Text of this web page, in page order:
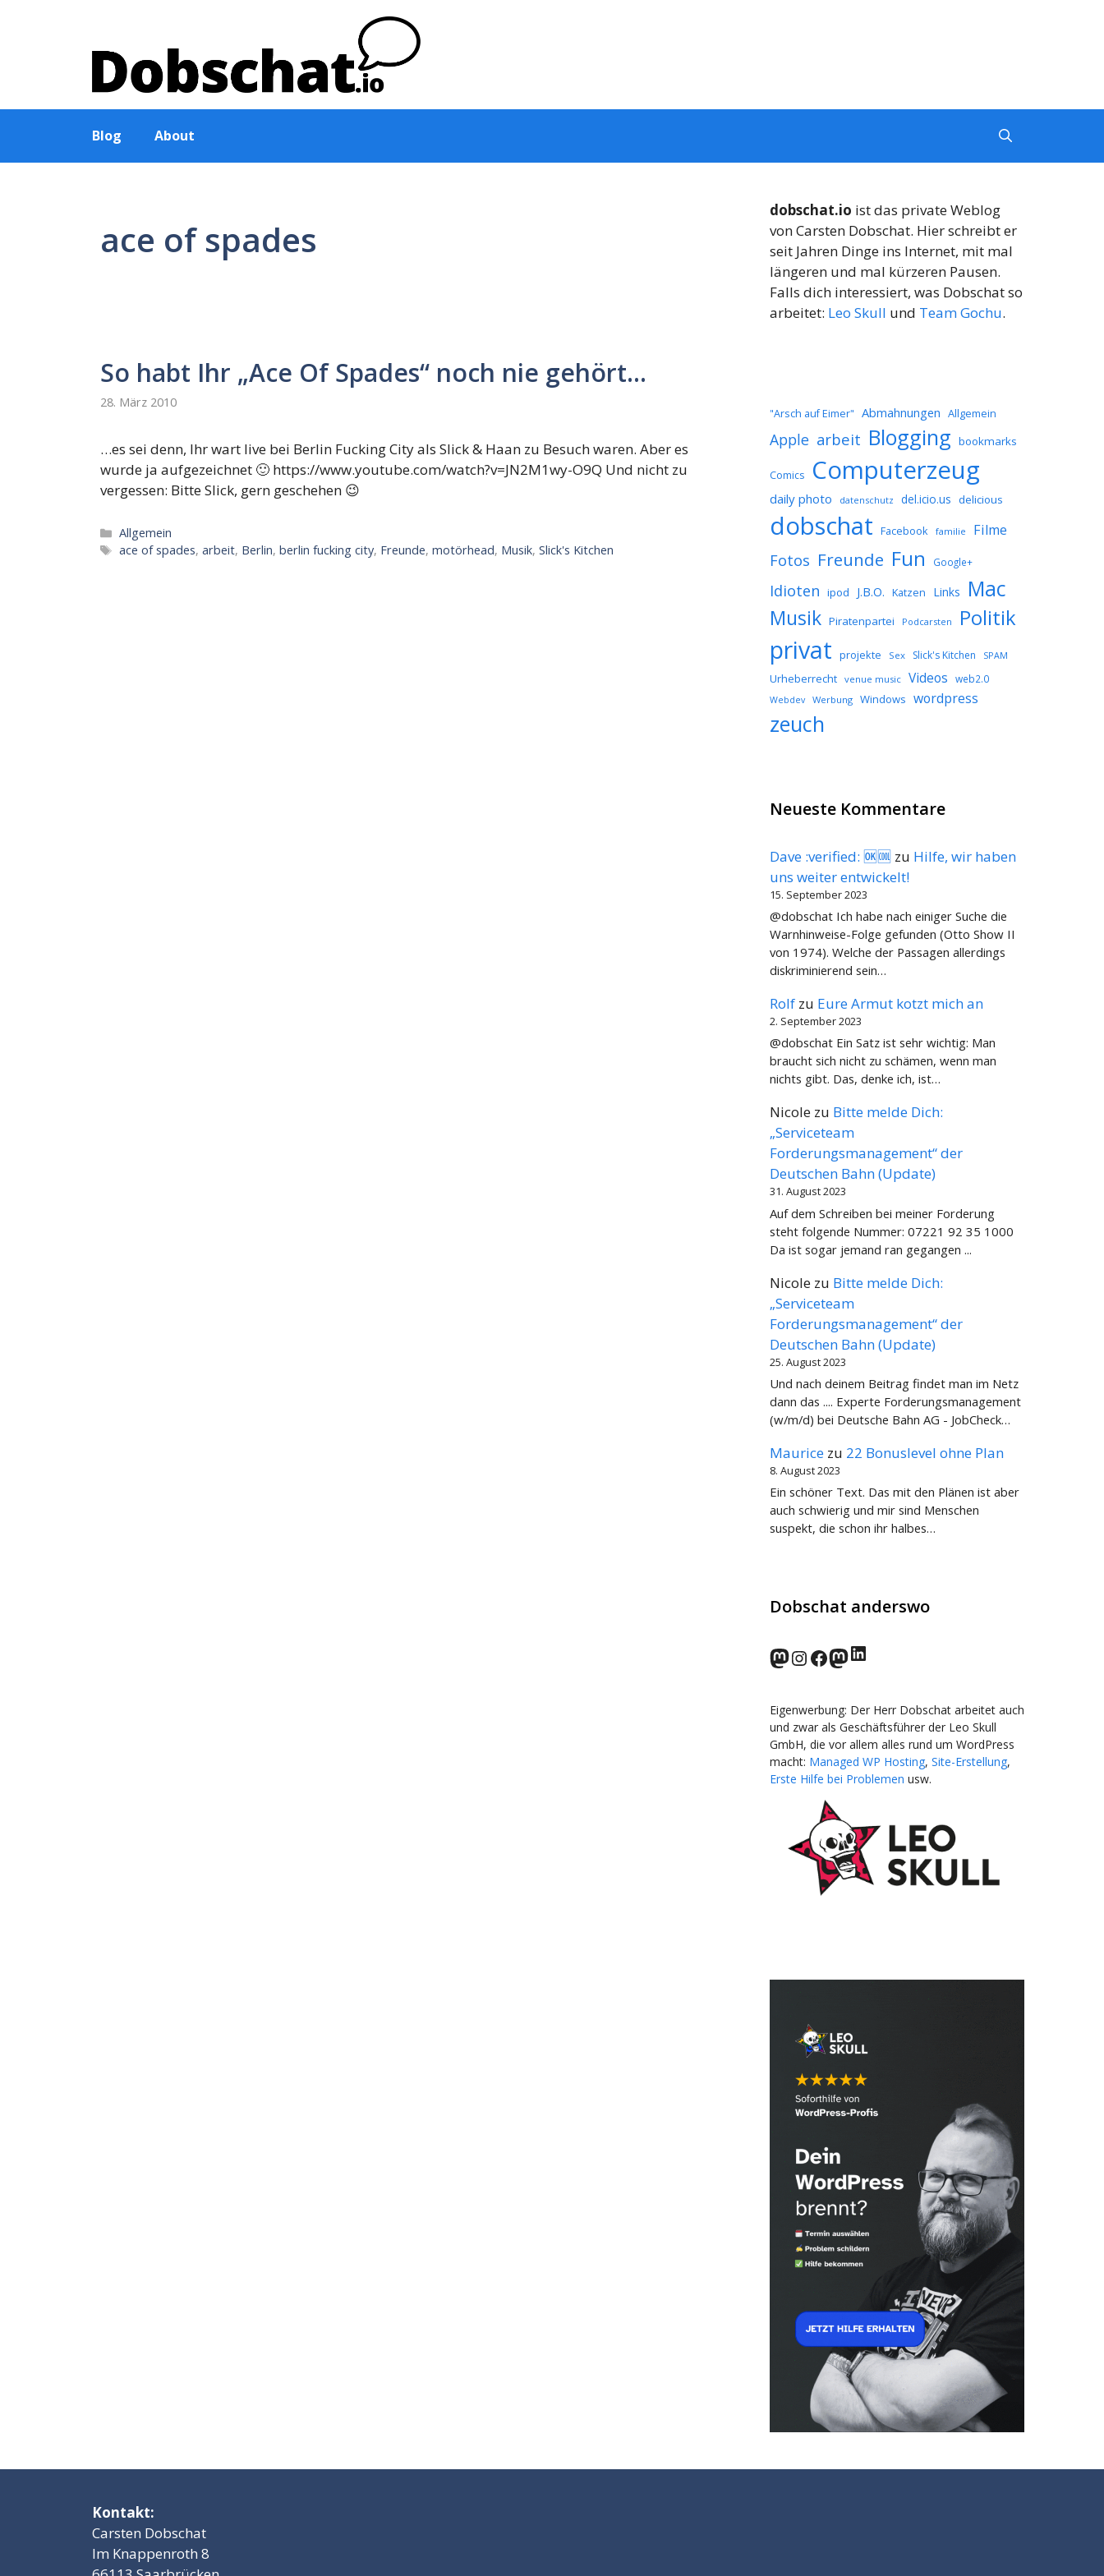
Blog About
ace of spades
So habt Ihr „Ace Of Spades“ noch nie gehört…
28. März 2010
…es sei denn, Ihr wart live bei Berlin Fucking City als Slick & Haan zu Besuch waren. Aber es
wurde ja aufgezeichnet 🙂 https://www.youtube.com/watch?v=JN2M1wy-O9Q Und nicht zu
vergessen: Bitte Slick, gern geschehen 😉
Kategorien
Allgemein
Schlagwörter
ace of spades,arbeit, Berlin,berlin fucking city, Freunde,motörhead, Musik,Slick's Kitchen
dobschat.io ist das private Weblog
von Carsten Dobschat. Hier schreibt er
seit Jahren Dinge ins Internet, mit mal
längeren und mal kürzeren Pausen.
Falls dich interessiert, was Dobschat so
arbeitet: Leo Skull und Team Gochu.
"Arsch auf Eimer" Abmahnungen Allgemein
Apple arbeit Blogging bookmarks
Comics Computerzeug
daily photo datenschutz del.icio.us delicious
dobschat Facebook familie Filme
Fotos Freunde Fun Google+
Idioten ipod J.B.O. Katzen Links Mac
Musik Piratenpartei Podcarsten Politik
privat projekte Sex Slick's Kitchen SPAM
Urheberrecht venue music Videos web2.0
Webdev Werbung Windows wordpress
zeuch
Neueste Kommentare
Dave :verified: 🆗🆒 zu Hilfe, wir haben
uns weiter entwickelt!
15. September 2023
@dobschat Ich habe nach einiger Suche die
Warnhinweise-Folge gefunden (Otto Show II
von 1974). Welche der Passagen allerdings
diskriminierend sein…
Rolf zu Eure Armut kotzt mich an
2. September 2023
@dobschat Ein Satz ist sehr wichtig: Man
braucht sich nicht zu schämen, wenn man
nichts gibt. Das, denke ich, ist…
Nicole zu Bitte melde Dich:
„Serviceteam
Forderungsmanagement“ der
Deutschen Bahn (Update)
31. August 2023
Auf dem Schreiben bei meiner Forderung
steht folgende Nummer: 07221 92 35 1000
Da ist sogar jemand ran gegangen ...
Nicole zu Bitte melde Dich:
„Serviceteam
Forderungsmanagement“ der
Deutschen Bahn (Update)
25. August 2023
Und nach deinem Beitrag findet man im Netz
dann das .... Experte Forderungsmanagement
(w/m/d) bei Deutsche Bahn AG - JobCheck…
Maurice zu 22 Bonuslevel ohne Plan
8. August 2023
Ein schöner Text. Das mit den Plänen ist aber
auch schwierig und mir sind Menschen
suspekt, die schon ihr halbes…
Dobschat anderswo
norden.social
Instagram
Facebook
wp-punks.social
LinkedIn
Eigenwerbung: Der Herr Dobschat arbeitet auch
und zwar als Geschäftsführer der Leo Skull
GmbH, die vor allem alles rund um WordPress
macht: Managed WP Hosting, Site-Erstellung,
Erste Hilfe bei Problemen usw.
Kontakt:
Carsten Dobschat
Im Knappenroth 8